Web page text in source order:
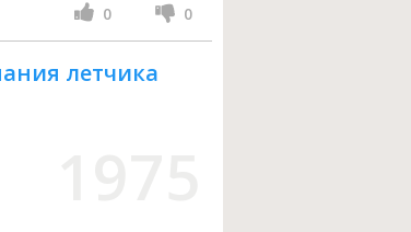
0 0
летчика